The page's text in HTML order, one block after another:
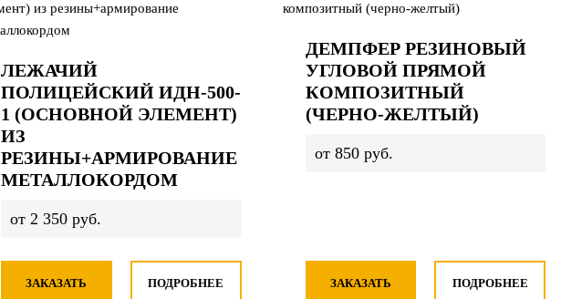
ЛЕЖАЧИЙ
ПОЛИЦЕЙСКИЙ ИДН-500-
1 (ОСНОВНОЙ ЭЛЕМЕНТ)
ИЗ
РЕЗИНЫ+АРМИРОВАНИЕ
МЕТАЛЛОКОРДОМ
от 2 350 руб.
ЗАКАЗАТЬ ПОДРОБНЕЕ
ДЕМПФЕР РЕЗИНОВЫЙ
УГЛОВОЙ ПРЯМОЙ
КОМПОЗИТНЫЙ
(ЧЕРНО-ЖЕЛТЫЙ)
от 850 руб.
ЗАКАЗАТЬ ПОДРОБНЕЕ